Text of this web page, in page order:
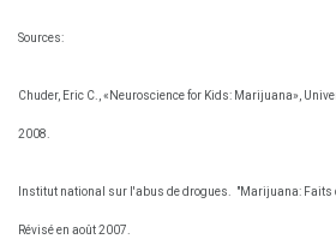
Sources:
Chuder, Eric C., «Neuroscience for Kids: Marijuana»,
2008.
Institut national sur l'abus de drogues. "Marijuana: Faits
Révisé en août 2007.